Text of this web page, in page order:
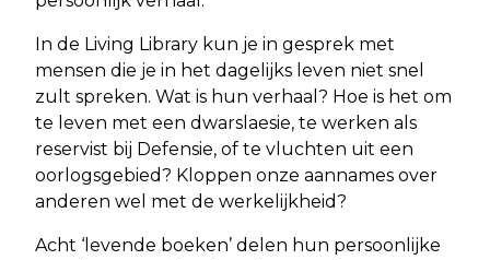
In de Living Library kun je in gesprek met
mensen die je in het dagelijks leven niet snel
zult spreken. Wat is hun verhaal? Hoe is het om
te leven met een dwarslaesie, te werken als
reservist bij Defensie, of te vluchten uit een
oorlogsgebied? Kloppen onze aannames over
anderen wel met de werkelijkheid?
Acht ‘levende boeken’ delen hun persoonlijke